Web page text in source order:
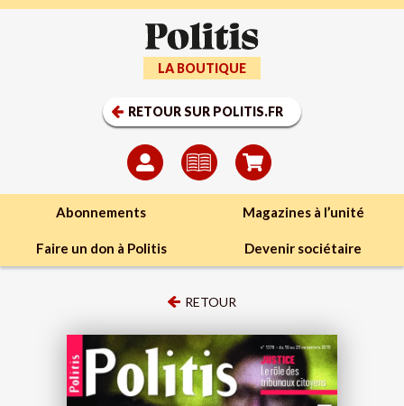
RETOUR SUR POLITIS.FR
LA BOUTIQUE
Abonnements Magazines à l’unité
Faire un don à Politis Devenir sociétaire
RETOUR